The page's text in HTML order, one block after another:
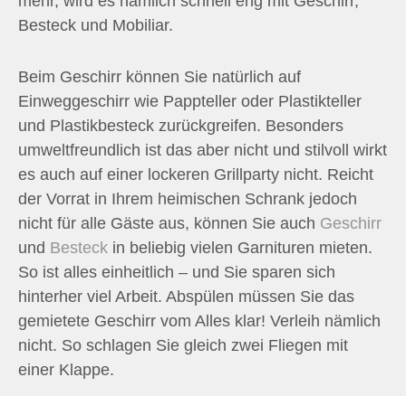
Besteck und Mobiliar.
Beim Geschirr können Sie natürlich auf
Einweggeschirr wie Pappteller oder Plastikteller
und Plastikbesteck zurückgreifen. Besonders
umweltfreundlich ist das aber nicht und stilvoll wirkt
es auch auf einer lockeren Grillparty nicht. Reicht
der Vorrat in Ihrem heimischen Schrank jedoch
nicht für alle Gäste aus, können Sie auch Geschirr
und Besteck in beliebig vielen Garnituren mieten.
So ist alles einheitlich – und Sie sparen sich
hinterher viel Arbeit. Abspülen müssen Sie das
gemietete Geschirr vom Alles klar! Verleih nämlich
nicht. So schlagen Sie gleich zwei Fliegen mit
einer Klappe.